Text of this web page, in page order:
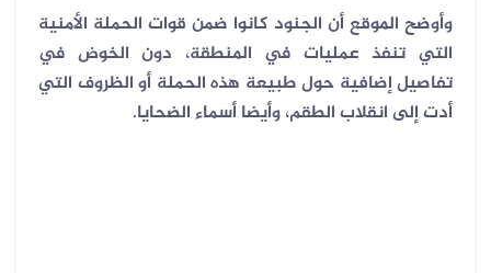
وأوضح الموقع أن الجنود كانوا ضمن قوات الحملة الأمنية
التي تنفذ عمليات في المنطقة، دون الخوض في
تفاصيل إضافية حول طبيعة هذه الحملة أو الظروف التي
أدت إلى انقلاب الطقم، وأيضا أسماء الضحايا.